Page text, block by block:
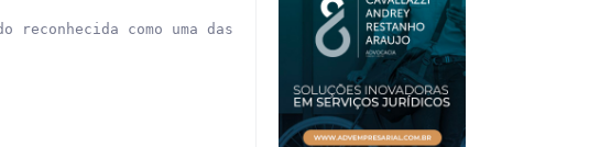
como uma das melhores empresas para trabalhar.